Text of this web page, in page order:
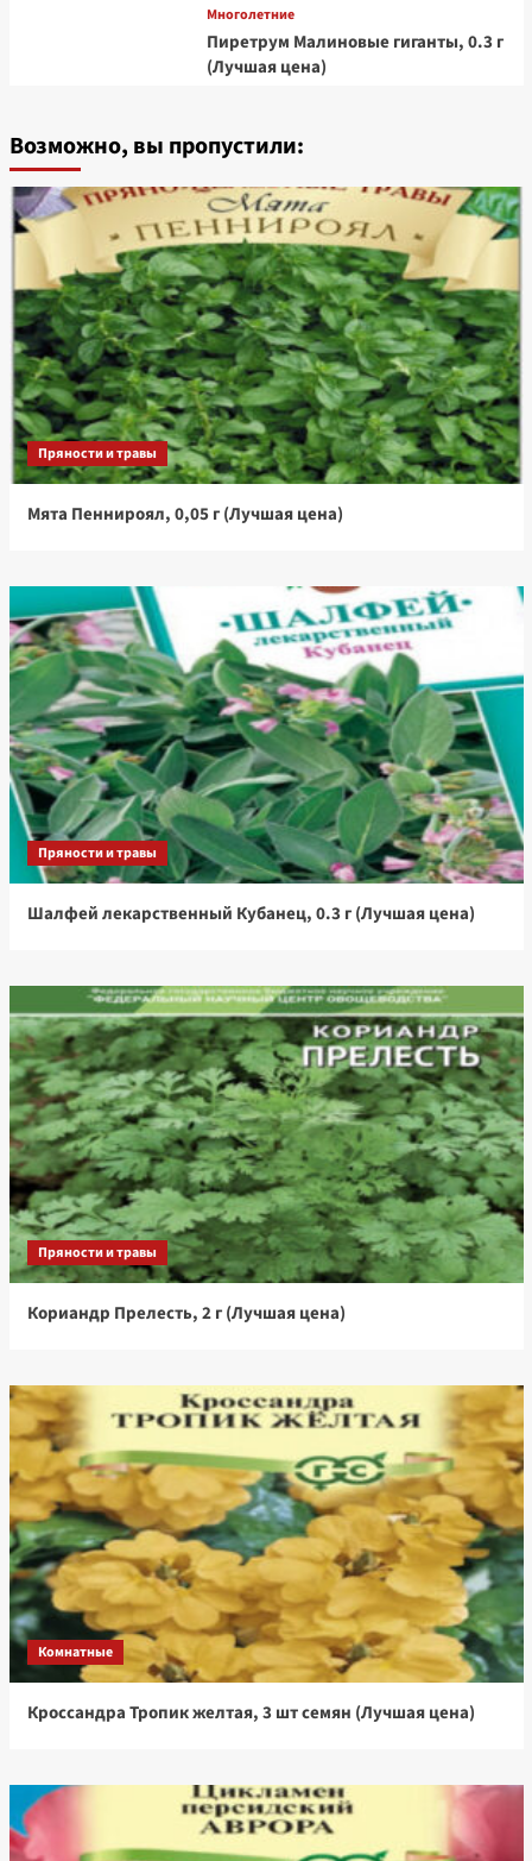
Многолетние
Пиретрум Малиновые гиганты, 0.3 г
(Лучшая цена)
Возможно, вы пропустили:
Пряности и травы
Мята Пеннироял, 0,05 г (Лучшая цена)
Пряности и травы
Шалфей лекарственный Кубанец, 0.3 г (Лучшая цена)
Пряности и травы
Кориандр Прелесть, 2 г (Лучшая цена)
Комнатные
Кроссандра Тропик желтая, 3 шт семян (Лучшая цена)